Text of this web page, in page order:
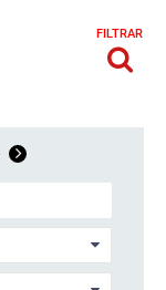
FILTRAR